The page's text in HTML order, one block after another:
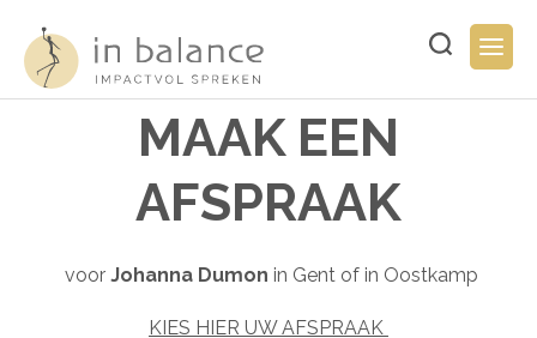
naar
inhoud
Typ
MAAK EEN
AFSPRAAK
voor Johanna Dumon in Gent of in Oostkamp
KIES HIER UW AFSPRAAK